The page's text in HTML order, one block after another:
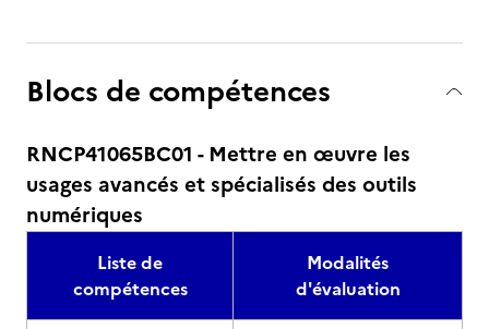
Blocs de compétences
RNCP41065BC01 - Mettre en œuvre les
usages avancés et spécialisés des outils
numériques
Liste de
compétences
Modalités
d'évaluation